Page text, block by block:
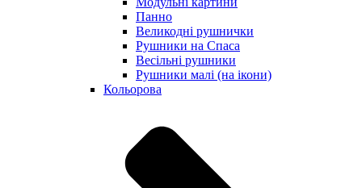
Панно
Великодні рушнички
Рушники на Спаса
Весільні рушники
Рушники малі (на ікони)
Кольорова